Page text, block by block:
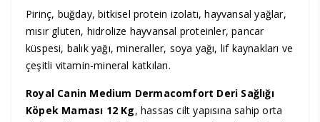
Pirinç, buğday, bitkisel protein izolatı, hayvansal yağlar,
mısır gluten, hidrolize hayvansal proteinler, pancar
küspesi, balık yağı, mineraller, soya yağı, lif kaynakları ve
çeşitli vitamin-mineral katkıları.
Royal Canin Medium Dermacomfort Deri Sağlığı
Köpek Maması 12 Kg, hassas cilt yapısına sahip orta